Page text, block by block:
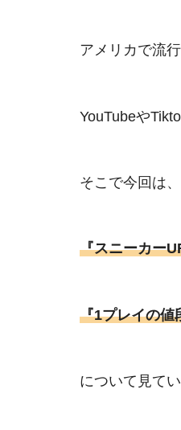
アメリカで流
YouTubeや
そこで今回は、
『スニーカー
『1プレイの値
について見て